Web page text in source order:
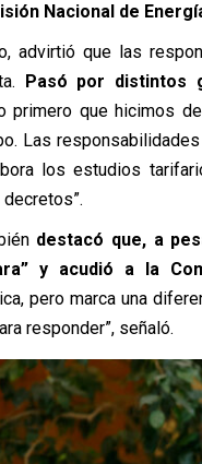
Nacional de
advirtió que las
Pasó por distintos
primero que hicimos
Las
los estudios
destacó que, a
y acudió a la
pero marca una
responder”, señaló.